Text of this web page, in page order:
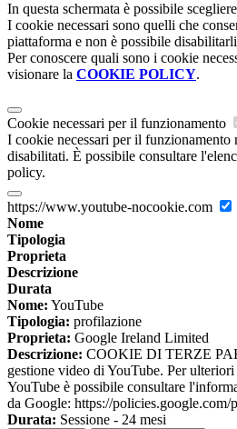
In questa schermata è possibile
I cookie necessari sono quelli che
piattaforma e non è possibile
Per conoscere quali sono i cookie
visionare la COOKIE POLICY.
Cookie necessari per il funzionamento
I cookie necessari per il funzionamento
disabilitati. È possibile consultare
policy.
https://www.youtube-nocookie.com
Nome
Tipologia
Proprieta
Descrizione
Durata
Nome: YouTube
Tipologia: profilazione
Proprieta: Google Ireland Limited
Descrizione: COOKIE DI TERZE
gestione video di YouTube. Per
YouTube è possibile consultare
da Google: https://policies.google.com/
Durata: Sessione - 24 mesi